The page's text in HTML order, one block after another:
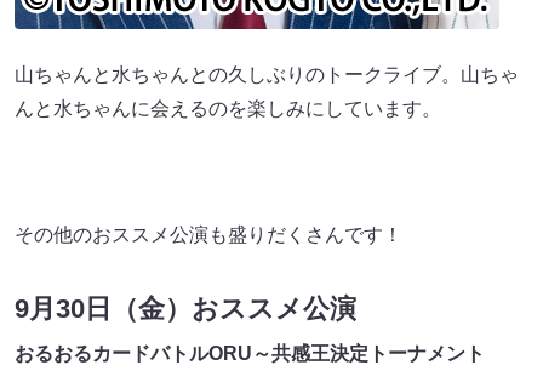
山ちゃんと水ちゃんとの久しぶりのトークライブ。山ちゃ
んと水ちゃんに会えるのを楽しみにしています。
その他のおススメ公演も盛りだくさんです！
9月30日（金）おススメ公演
おるおるカードバトルORU～共感王決定トーナメント